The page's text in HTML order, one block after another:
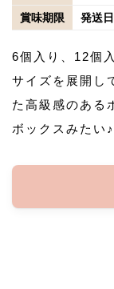
賞味期限
発送
6個入り、12個
サイズを展開し
た高級感のある
ボックスみたい♪